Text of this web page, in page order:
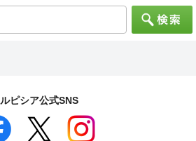
ルピシア公式SNS